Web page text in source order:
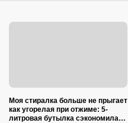
Моя стиралка больше не прыгает
как угорелая при отжиме: 5-
литровая бутылка сэкономила